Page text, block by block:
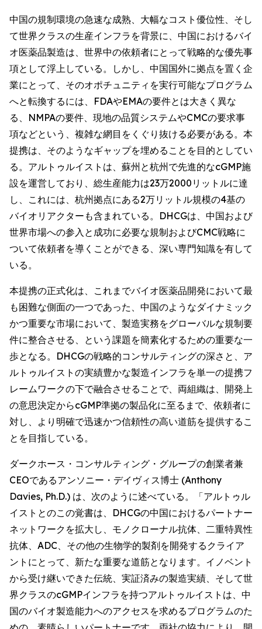
中国の規制環境の急速な成熟、大幅なコスト優位性、そし
て世界クラスの生産インフラを背景に、中国におけるバイ
オ医薬品製造は、世界中の依頼者にとって戦略的な優先事
項として浮上している。しかし、中国国外に拠点を置く企
業にとって、そのオポチュニティを実行可能なプログラム
へと転換するには、FDAやEMAの要件とは大きく異な
る、NMPAの要件、現地の品質システムやCMCの要求事
項などという、複雑な網目をくぐり抜ける必要がある。本
提携は、そのようなギャップを埋めることを目的としてい
る。アルトゥルイストは、蘇州と杭州で先進的なcGMP施
設を運営しており、総生産能力は23万2000リットルに達
し、これには、杭州拠点にある2万リットル規模の4基の
バイオリアクターも含まれている。DHCGは、中国および
世界市場への参入と成功に必要な規制およびCMC戦略に
ついて依頼者を導くことができる、深い専門知識を有して
いる。
本提携の正式化は、これまでバイオ医薬品開発において最
も困難な側面の一つであった、中国のようなダイナミック
かつ重要な市場において、製造実務をグローバルな規制要
件に整合させる、という課題を簡素化するための重要な一
歩となる。DHCGの戦略的コンサルティングの深さと、ア
ルトゥルイストの実績豊かな製造インフラを単一の提携フ
レームワークの下で融合させることで、両組織は、開発上
の意思決定からcGMP準拠の製品化に至るまで、依頼者に
対し、より明確で迅速かつ信頼性の高い道筋を提供するこ
とを目指している。
ダークホース・コンサルティング・グループの創業者兼
CEOであるアンソニー・デイヴィス博士 (Anthony
Davies, Ph.D.) は、次のように述べている。「アルトゥル
イストとのこの覚書は、DHCGの中国におけるパートナー
ネットワークを拡大し、モノクローナル抗体、二重特異性
抗体、ADC、その他の生物学的製剤を開発するクライア
ントにとって、新たな重要な道筋となります。イノベント
から受け継いできた伝統、実証済みの製造実績、そして世
界クラスのcGMPインフラを持つアルトゥルイストは、中
国のバイオ製造能力へのアクセスを求めるプログラムのた